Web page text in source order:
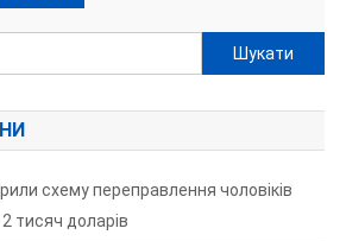
Пошук:
схему переправлення чоловіків
тисяч доларів